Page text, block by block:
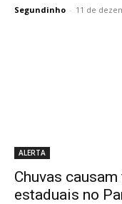
Segundinho - 11 de
ALERTA
Chuvas
estaduais no